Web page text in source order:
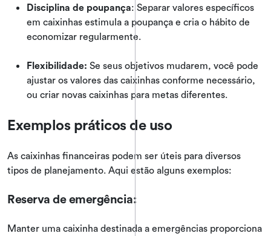
Disciplina de poupança: Separar valores específicos
em caixinhas estimula a poupança e cria o hábito de
economizar regularmente.
Flexibilidade: Se seus objetivos mudarem, você pode
ajustar os valores das caixinhas conforme necessário,
ou criar novas caixinhas para metas diferentes.
Exemplos práticos de uso
As caixinhas financeiras podem ser úteis para diversos
tipos de planejamento. Aqui estão alguns exemplos:
Reserva de emergência:
Manter uma caixinha destinada a emergências proporciona